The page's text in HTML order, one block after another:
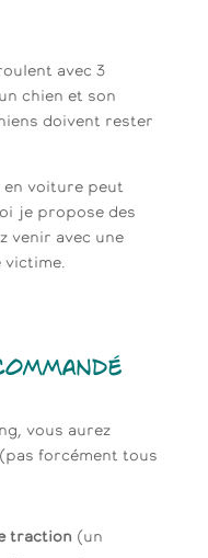
avec 3
chien et son
doivent rester
en voiture peut
je propose des
venir avec une
victime.
vous aurez
forcément tous
traction (un